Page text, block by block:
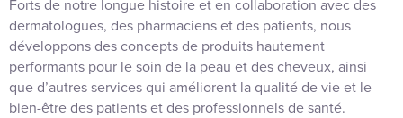
Forts de notre longue histoire et en collaboration avec des
dermatologues, des pharmaciens et des patients, nous
développons des concepts de produits hautement
performants pour le soin de la peau et des cheveux, ainsi
que d’autres services qui améliorent la qualité de vie et le
bien-être des patients et des professionnels de santé.